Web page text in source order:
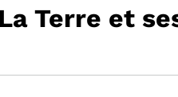
La Terre et